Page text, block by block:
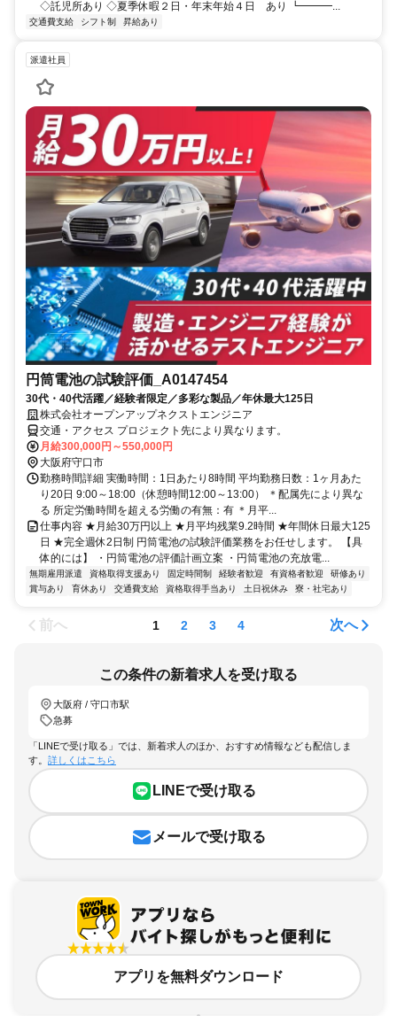
◇託児所あり ◇夏季休暇２日・年末年始４日 あり ┗━━━...
交通費支給 シフト制 昇給あり
派遣社員
円筒電池の試験評価_A0147454
30代・40代活躍／経験者限定／多彩な製品／年休最大125日
株式会社オープンアップネクストエンジニア
交通・アクセス プロジェクト先により異なります。
月給300,000円～550,000円
大阪府守口市
勤務時間詳細 実働時間：1日あたり8時間 平均勤務日数：1ヶ月あた
り20日 9:00～18:00（休憩時間12:00～13:00） ＊配属先により異な
る 所定労働時間を超える労働の有無：有 ＊月平...
仕事内容 ★月給30万円以上 ★月平均残業9.2時間 ★年間休日最大125
日 ★完全週休2日制 円筒電池の試験評価業務をお任せします。 【具
体的には】 ・円筒電池の評価計画立案 ・円筒電池の充放電...
無期雇用派遣 資格取得支援あり 固定時間制 経験者歓迎 有資格者歓迎
研修あり
賞与あり
育休あり 交通費支給 資格取得手当あり 土日祝休み 寮・社宅あり
前へ 1 2 3 4 次へ
この条件の新着求人を受け取る
大阪府 / 守口市駅
急募
「LINEで受け取る」では、新着求人のほか、おすすめ情報なども配信しま
す。 詳しくはこちら
LINEで受け取る
メールで受け取る
アプリを無料ダウンロード